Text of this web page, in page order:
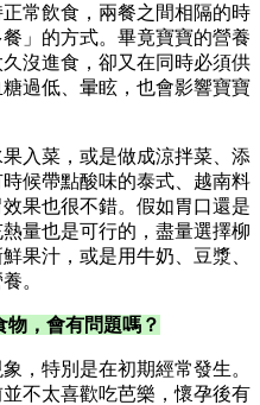
常飲食，兩餐之間相隔的時
」的方式。畢竟寶寶的營養
沒進食，卻又在同時必須供
過低、暈眩，也會影響寶寶
入菜，或是做成涼拌菜、添
候帶點酸味的泰式、越南料
果也很不錯。假如胃口還是
量也是可行的，盡量選擇柳
果汁，或是用牛奶、豆漿、
。
，會有問題嗎？
，特別是在初期經常發生。
不太喜歡吃芭樂，懷孕後有